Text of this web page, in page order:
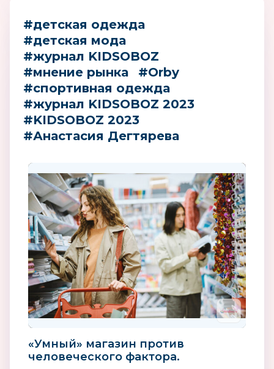
#детская одежда
#детская мода
#журнал KIDSOBOZ
#мнение рынка
#Orby
#спортивная одежда
#журнал KIDSOBOZ 2023
#KIDSOBOZ 2023
#Анастасия Дегтярева
«Умный» магазин против
человеческого фактора.